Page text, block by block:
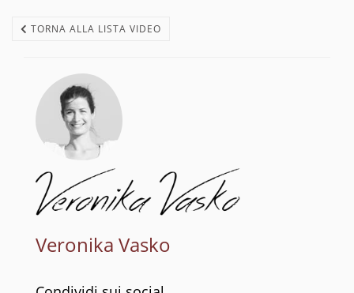
TORNA ALLA LISTA VIDEO
Veronika Vasko